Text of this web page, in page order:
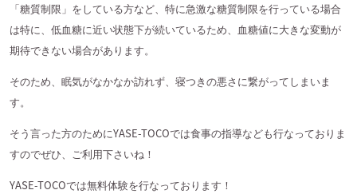
「糖質制限」をしている方など、特に急激な糖質制限を行っている場合
は特に、低血糖に近い状態下が続いているため、血糖値に大きな変動が
期待できない場合があります。
そのため、眠気がなかなか訪れず、寝つきの悪さに繋がってしまいま
す。
そう言った方のためにYASE-TOCOでは食事の指導なども行なっておりま
すのでぜひ、ご利用下さいね！
YASE-TOCOでは無料体験を行なっております！